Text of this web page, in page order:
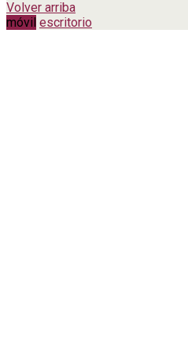
Volver arriba
móvil escritorio